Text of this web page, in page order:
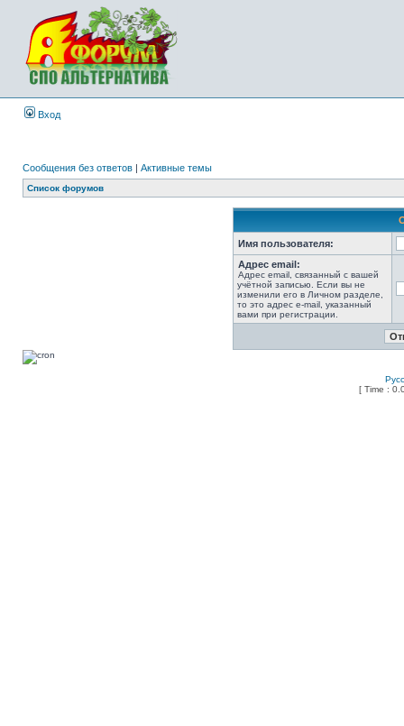
Вход
Сообщения без ответов | Активные темы
Список форумов
Имя пользователя:
Адрес email:
Адрес email, связанный с вашей
учётной записью. Если вы не
изменили его в Личном разделе,
то это адрес e-mail, указанный
вами при регистрации.
[ Time :